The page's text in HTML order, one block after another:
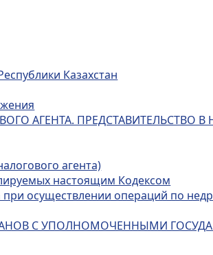
Казахстан
АГЕНТА. ПРЕДСТАВИТЕЛЬСТВО
агента)
настоящим Кодексом
осуществлении операций по
С УПОЛНОМОЧЕННЫМИ